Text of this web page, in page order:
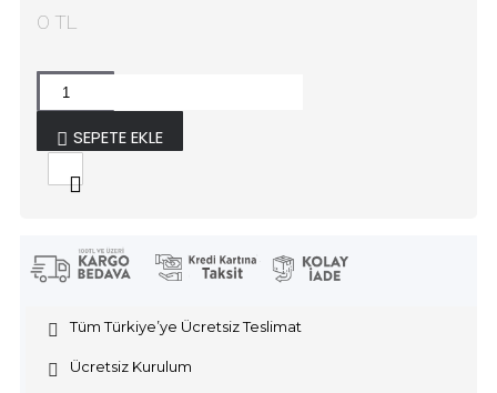
0 TL
SEPETE EKLE
Tüm Türkiye’ye Ücretsiz Teslimat
Ücretsiz Kurulum